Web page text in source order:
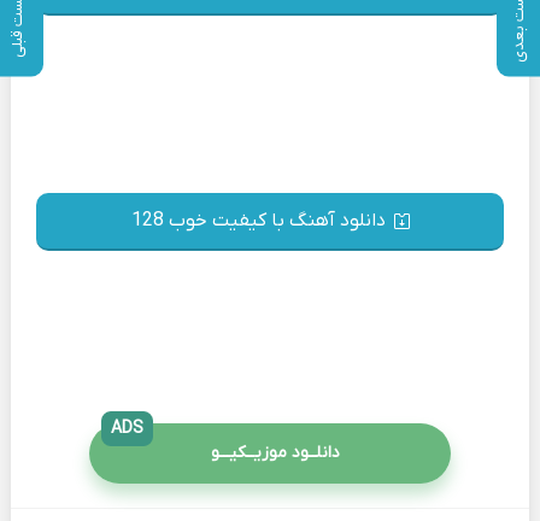
پست بعدی پست قبلی
دانلود آهنگ با کیفیت خوب 128
دانلــود موزیــکیـــو
ADS